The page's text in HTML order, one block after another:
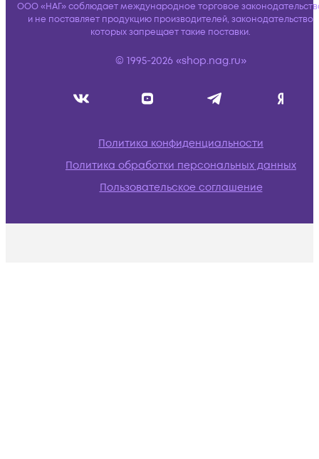
ООО «НАГ» соблюдает международное торговое
и не поставляет продукцию производителей, законодательство
которых запрещает такие поставки.
© 1995-2026 «shop.nag.ru»
Политика конфиденциальности
Политика обработки персональных данных
Пользовательское соглашение